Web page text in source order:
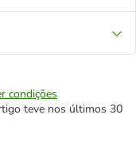
condições
teve nos últimos 30